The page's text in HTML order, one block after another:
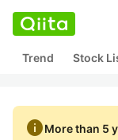
Trend Stock
infoMore than 5